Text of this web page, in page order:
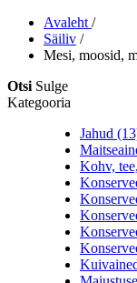
Avaleht /
Säiliv /
Mesi, moosid,
Otsi Sulge
Kategooria
Jahud
Kohv,